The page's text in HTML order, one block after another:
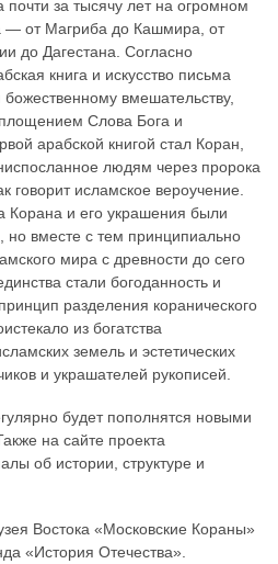
почти за тысячу лет на огромном
— от Магриба до Кашмира, от
до Дагестана. Согласно
книга и искусство письма
вмешательству,
Слова Бога и
арабской книгой стал Коран,
людям через пророка
исламское вероучение.
и его украшения были
но вместе с тем принципиально
мира с древности до сего
стали богоданность и
разделения коранического
из богатства
земель и эстетических
и украшателей рукописей.
будет пополнятся новыми
на сайте проекта
об истории, структуре и
Востока «Московские Кораны»
«История Отечества».